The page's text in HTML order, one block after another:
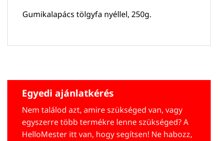
Gumikalapács tölgyfa nyéllel, 250g.
Egyedi ajánlatkérés
Nem találod azt, amire szükséged van, vagy
egyszerre több termékre lenne szükséged? A
HelloMester itt van, hogy segítsen! Ne habozz,